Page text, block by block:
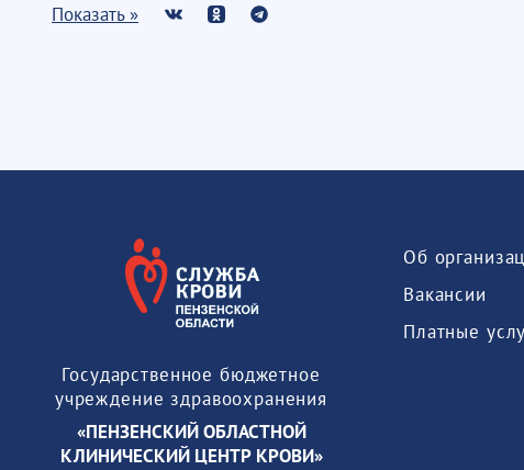
Показать »
Государственное бюджетное
учреждение здравоохранения
«ПЕНЗЕНСКИЙ ОБЛАСТНОЙ
КЛИНИЧЕСКИЙ ЦЕНТР КРОВИ»
Об
Вакансии
Платные